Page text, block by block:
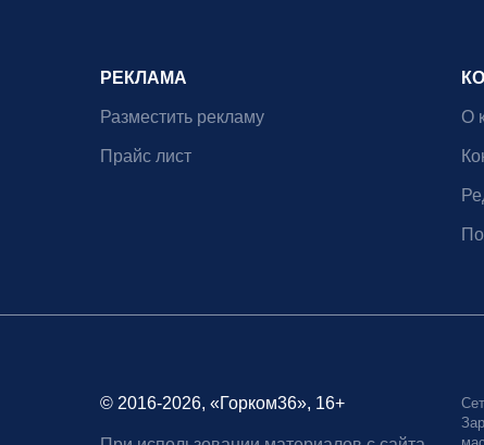
РЕКЛАМА
Разместить рекламу
Прайс лист
О
© 2016-2026, «Горком36», 16+